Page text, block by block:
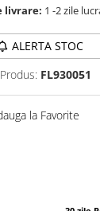
livrare: 1 -2 zile
ALERTA STOC
FL930051
la Favorite